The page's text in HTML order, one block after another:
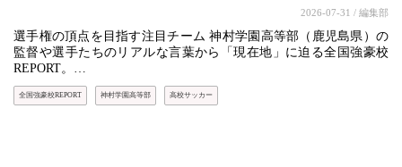
2026-07-31 / 編集部
選手権の頂点を目指す注目チーム 神村学園高等部（鹿児島県）の
監督や選手たちのリアルな言葉から「現在地」に迫る全国強豪校
REPORT。…
全国強豪校REPORT 神村学園高等部 高校サッカー